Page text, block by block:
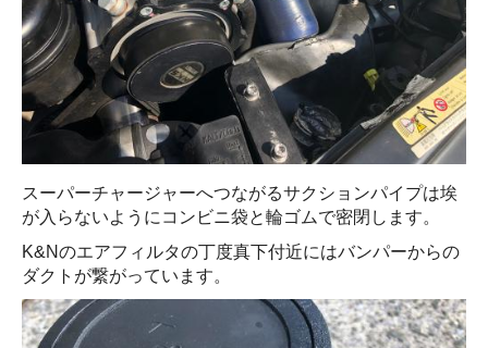
スーパーチャージャーへつながるサクションパイプは埃
が入らないようにコンビニ袋と輪ゴムで密閉します。
K&Nのエアフィルタの丁度真下付近にはバンパーからの
ダクトが繋がっています。